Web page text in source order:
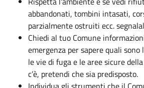
abbandonati, tombini intasati,
parzialmente ostruiti ecc.
Chiedi al tuo Comune
emergenza per sapere quali
le vie di fuga e le aree sicure
c’è, pretendi che sia predisposto.